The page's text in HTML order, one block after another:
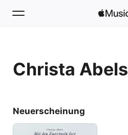
Startseite
Christa Abels
Neuerscheinung